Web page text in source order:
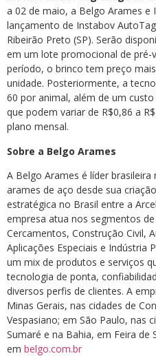
a 02 de maio, a Belgo Arames e
lançamento de Instabov
Ribeirão Preto (SP). Serão
em um lote promocional de pré-
período, o brinco tem preço
unidade. Posteriormente, a
60 por animal, além de um
que podem variar de R$0,86 a
plano mensal.
Sobre a Belgo Arames
A Belgo Arames é líder
arames de aço desde sua
estratégica no Brasil entre a
empresa atua nos segmentos
Cercamentos, Construção Civil,
Aplicações Especiais e Indústria
um mix de produtos e serviços
tecnologia de ponta,
diversos perfis de clientes. A
Minas Gerais, nas cidades de
Vespasiano; em São Paulo, nas
Sumaré e na Bahia, em Feira de
em belgo.com.br